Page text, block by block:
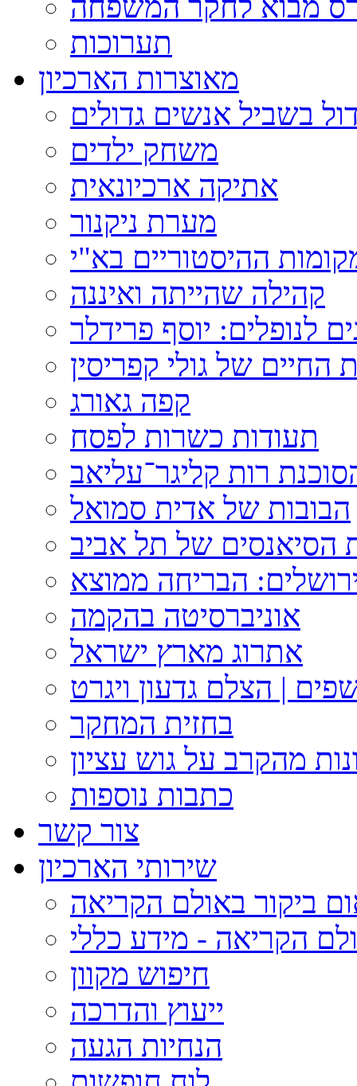
תערוכות
מאוצרות הארכיון
בשביל אנשים גדולים
משחק ילדים
אתיקה ארכיונאית
מערת ניקנור
ההיסטוריים בא"י
קהילה שהייתה ואיננה
לנופלים: יוסף פרידלר
החיים של גולי קפריסין
קפה גאורג
תעודות כשרות לפסח
רות קליגר־עליאב
הבובות של אדית סמואל
של תל אביב
הבריחה ממוצא
אוניברסיטה בהקמה
אתרוג מארץ ישראל
| הצלם גדעון ויגרט
בחזית המחקר
מהקרב על גוש עציון
כתבות נוספות
צור קשר
שירותי הארכיון
ביקור באולם הקריאה
הקריאה - מידע כללי
חיפוש מקוון
ייעוץ והדרכה
הנחיות הגעה